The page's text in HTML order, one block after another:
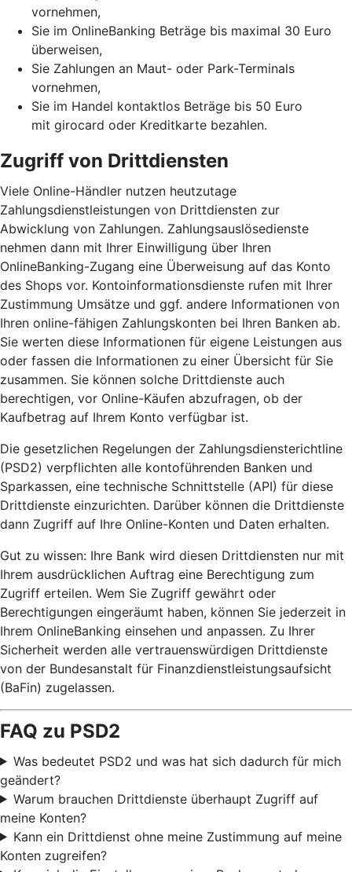
vornehmen,
Sie im OnlineBanking Beträge bis maximal 30 Euro
überweisen,
Sie Zahlungen an Maut- oder Park-Terminals
vornehmen,
Sie im Handel kontaktlos Beträge bis 50 Euro
mit girocard oder Kreditkarte bezahlen.
Zugriff von Drittdiensten
Viele Online-Händler nutzen heutzutage
Zahlungsdienstleistungen von Drittdiensten zur
Abwicklung von Zahlungen. Zahlungsauslösedienste
nehmen dann mit Ihrer Einwilligung über Ihren
OnlineBanking-Zugang eine Überweisung auf das Konto
des Shops vor. Kontoinformationsdienste rufen mit Ihrer
Zustimmung Umsätze und ggf. andere Informationen von
Ihren online-fähigen Zahlungskonten bei Ihren Banken ab.
Sie werten diese Informationen für eigene Leistungen aus
oder fassen die Informationen zu einer Übersicht für Sie
zusammen. Sie können solche Drittdienste auch
berechtigen, vor Online-Käufen abzufragen, ob der
Kaufbetrag auf Ihrem Konto verfügbar ist.
Die gesetzlichen Regelungen der Zahlungsdiensterichtline
(PSD2) verpflichten alle kontoführenden Banken und
Sparkassen, eine technische Schnittstelle (API) für diese
Drittdienste einzurichten. Darüber können die Drittdienste
dann Zugriff auf Ihre Online-Konten und Daten erhalten.
Gut zu wissen: Ihre Bank wird diesen Drittdiensten nur mit
Ihrem ausdrücklichen Auftrag eine Berechtigung zum
Zugriff erteilen. Wem Sie Zugriff gewährt oder
Berechtigungen eingeräumt haben, können Sie jederzeit in
Ihrem OnlineBanking einsehen und anpassen. Zu Ihrer
Sicherheit werden alle vertrauenswürdigen Drittdienste
von der Bundesanstalt für Finanzdienstleistungsaufsicht
(BaFin) zugelassen.
FAQ zu PSD2
Was bedeutet PSD2 und was hat sich dadurch für mich
geändert?
Warum brauchen Drittdienste überhaupt Zugriff auf
meine Konten?
Kann ein Drittdienst ohne meine Zustimmung auf meine
Konten zugreifen?